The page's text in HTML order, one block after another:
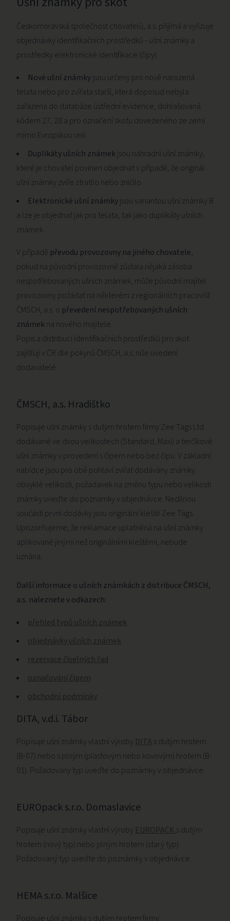
Českomoravská společnost chovatelů, a.s. přijímá a vyřizuje
objednávky identifikačních prostředků - ušní známky a
prostředky elektronické identifikace (čipy).
Nové ušní známkyjsou určeny pro nově narozená
telata nebo pro zvířata starší, která doposud nebyla
zařazena do databáze ústřední evidence, dohlašovaná
kódem 27, 28 a pro označení skotu dovezeného ze zemí
mimo Evropskou unii.
Duplikáty ušních známekjsou náhradní ušní známky,
které je chovatel povinen objednat v případě, že originál
ušní známky zvíře ztratilo nebo zničilo.
Elektronické ušní známkyjsou variantou ušní známky B
a lze je objednat jak pro telata, tak jako duplikáty ušních
známek.
V případě převodu provozovny na jiného chovatele,
pokud na původní provozovně zůstala nějaká zásoba
nespotřebovaných ušních známek, může původní majitel
provozovny požádat na některém z regionálních pracovišť
ČMSCH, a.s. o převedení nespotřebovaných ušních
známekna nového majitele.
Popis a distribuci identifikačních prostředků pro skot
zajišťují v ČR dle pokynů ČMSCH, a.s. níže uvedení
dodavatelé:
ČMSCH, a.s. Hradištko
Popisuje ušní známky s dutým hrotem firmy Zee Tags Ltd.
dodávané ve dvou velikostech (Standard, Maxi) a terčíkové
ušní známky v provedení s čipem nebo bez čipu. V základní
nabídce jsou pro obě pohlaví zvířat dodávány známky
obvyklé velikosti, požadavek na změnu typu nebo velikosti
známky uveďte do poznámky v objednávce. Nedílnou
součástí první dodávky jsou originální kleště Zee Tags.
Upozorňujeme, že reklamace uplatněná na ušní známky
aplikované jinými než originálními kleštěmi, nebude
uznána.
Další informace o ušních známkách z distribuce ČMSCH,
a.s. naleznete v odkazech:
přehled typů ušních známek
objednávky ušních známek
rezervace číselných řad
označování čipem
obchodní podmínky
DITA, v.d.i. Tábor
Popisuje ušní známky vlastní výroby DITA s dutým hrotem
(B-07) nebo s plným (plastovým nebo kovovým) hrotem (B-
01). Požadovaný typ uveďte do poznámky v objednávce.
EUROpack s.r.o. Domaslavice
Popisuje ušní známky vlastní výroby EUROPACK s dutým
hrotem (nový typ) nebo plným hrotem (starý typ).
Požadovaný typ uveďte do poznámky v objednávce.
HEMA s.r.o. Malšice
Popisuje ušní známky s dutým hrotem firmy